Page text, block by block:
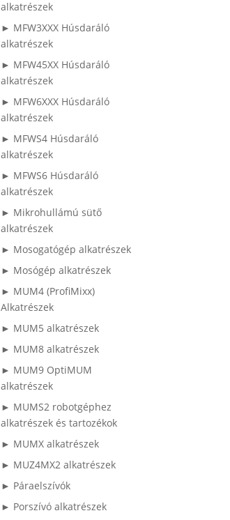
alkatrészek
► MFW3XXX Húsdaráló
alkatrészek
► MFW45XX Húsdaráló
alkatrészek
► MFW6XXX Húsdaráló
alkatrészek
► MFWS4 Húsdaráló
alkatrészek
► MFWS6 Húsdaráló
alkatrészek
► Mikrohullámú sütő
alkatrészek
► Mosogatógép alkatrészek
► Mosógép alkatrészek
► MUM4 (ProfiMixx)
Alkatrészek
► MUM5 alkatrészek
► MUM8 alkatrészek
► MUM9 OptiMUM
alkatrészek
► MUMS2 robotgéphez
alkatrészek és tartozékok
► MUMX alkatrészek
► MUZ4MX2 alkatrészek
► Páraelszívók
► Porszívó alkatrészek